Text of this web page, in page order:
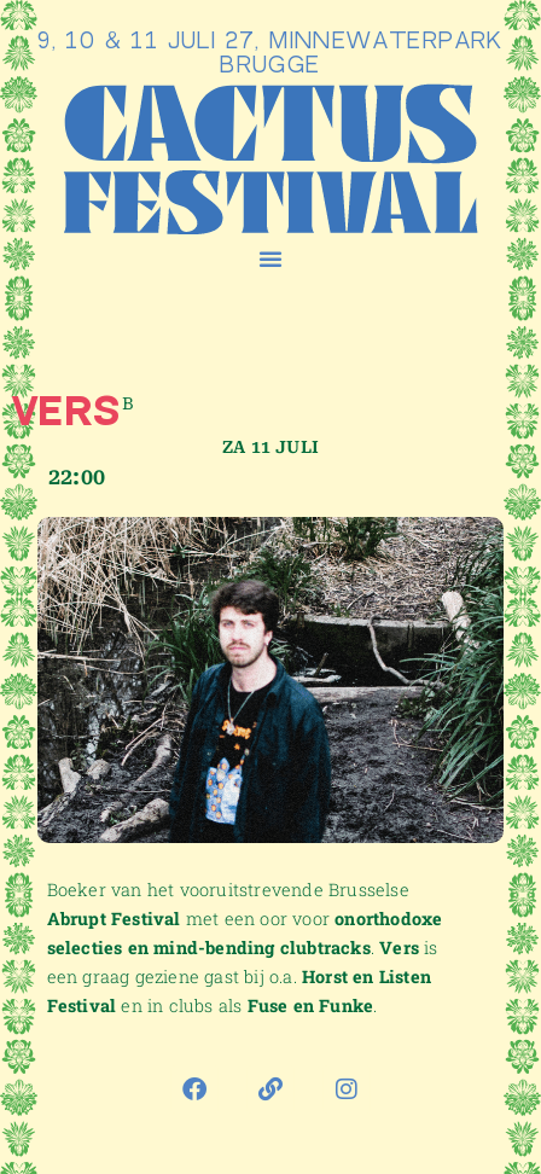
Ga
naar
de
inhoud
9, 10 & 11 JULI 27, MINNEWATERPARK
BRUGGE
ZA 11 JULI
VERSB
22:00
Boeker van het vooruitstrevende Brusselse
Abrupt Festival met een oor vooronorthodoxe
selecties en mind-bending clubtracks.Versis
een graag geziene gast bij o.a. Horst en Listen
Festivalen in clubs als Fuse en Funke.